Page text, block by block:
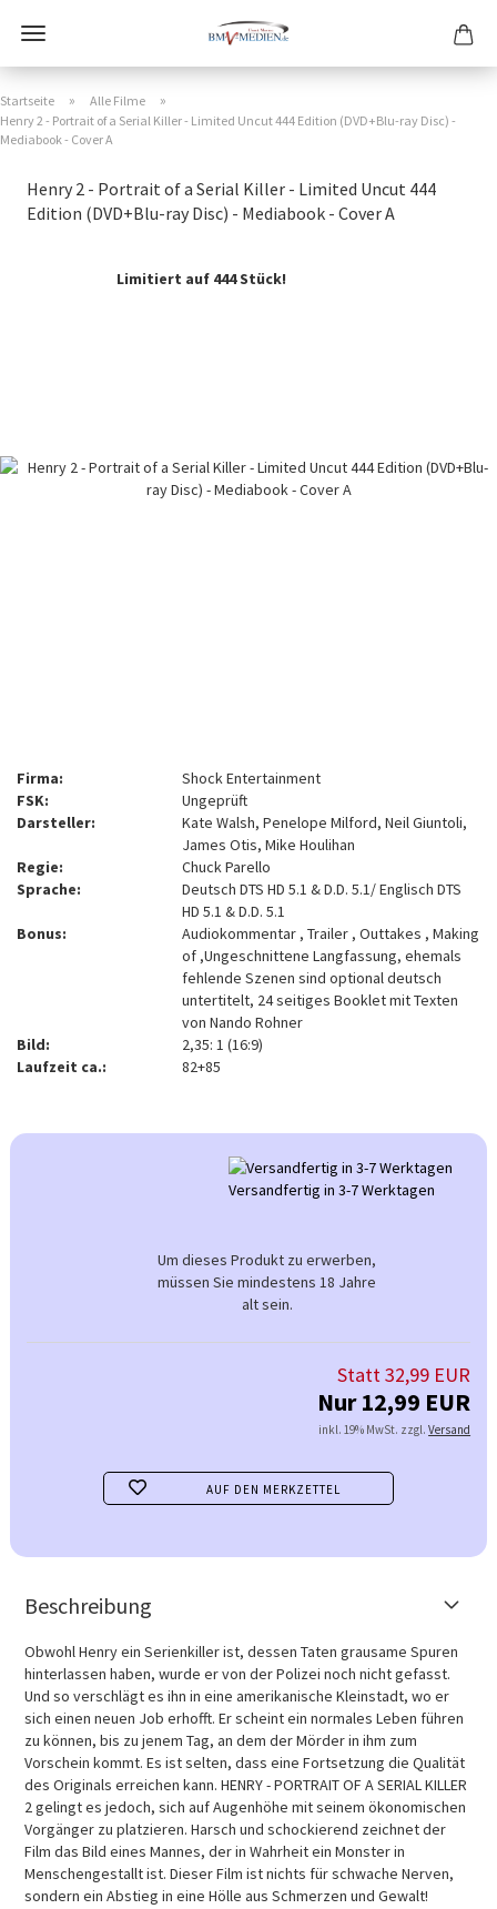
Startseite » Alle Filme »
Henry 2 - Portrait of a Serial Killer - Limited Uncut 444 Edition (DVD+Blu-ray Disc) -
Mediabook - Cover A
Henry 2 - Portrait of a Serial Killer - Limited Uncut 444
Edition (DVD+Blu-ray Disc) - Mediabook - Cover A
Limitiert auf 444 Stück!
Firma:
Shock Entertainment
FSK:
Ungeprüft
Darsteller:
Kate Walsh, Penelope Milford, Neil Giuntoli,
James Otis, Mike Houlihan
Regie:
Chuck Parello
Sprache:
Deutsch DTS HD 5.1 & D.D. 5.1/ Englisch DTS
HD 5.1 & D.D. 5.1
Bonus:
Audiokommentar , Trailer , Outtakes , Making
of ,Ungeschnittene Langfassung, ehemals
fehlende Szenen sind optional deutsch
untertitelt, 24 seitiges Booklet mit Texten
von Nando Rohner
Bild:
2,35: 1 (16:9)
Laufzeit ca.:
82+85
Versandfertig in 3-7 Werktagen
Um dieses Produkt zu erwerben,
müssen Sie mindestens 18 Jahre
alt sein.
Statt 32,99 EUR
Nur 12,99 EUR
inkl. 19% MwSt. zzgl.Versand
AUF DEN MERKZETTEL
Beschreibung
Obwohl Henry ein Serienkiller ist, dessen Taten grausame Spuren
hinterlassen haben, wurde er von der Polizei noch nicht gefasst.
Und so verschlägt es ihn in eine amerikanische Kleinstadt, wo er
sich einen neuen Job erhofft. Er scheint ein normales Leben führen
zu können, bis zu jenem Tag, an dem der Mörder in ihm zum
Vorschein kommt. Es ist selten, dass eine Fortsetzung die Qualität
des Originals erreichen kann. HENRY - PORTRAIT OF A SERIAL KILLER
2 gelingt es jedoch, sich auf Augenhöhe mit seinem ökonomischen
Vorgänger zu platzieren. Harsch und schockierend zeichnet der
Film das Bild eines Mannes, der in Wahrheit ein Monster in
Menschengestallt ist. Dieser Film ist nichts für schwache Nerven,
sondern ein Abstieg in eine Hölle aus Schmerzen und Gewalt!